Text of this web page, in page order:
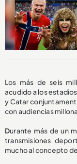
Los más de seis
acudido a los
y Catar
con audiencias
Durante más de un
transmisiones
mucho al concepto